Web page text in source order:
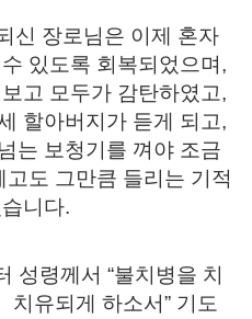
신 장로님은 이제 혼자
있도록 회복되었으며,
고 모두가 감탄하였고,
할아버지가 듣게 되고,
는 보청기를 껴야 조금
도 그만큼 들리는 기적
니다.
성령께서 “불치병을 치
유되게 하소서” 기도